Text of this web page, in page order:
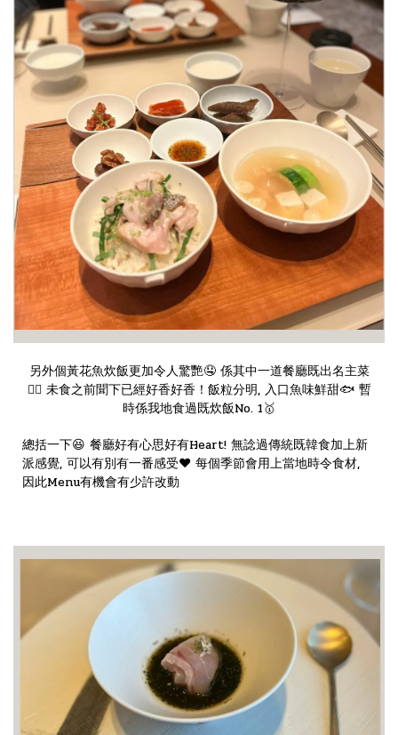
另外個黃花魚炊飯更加令人驚艷🤤 係其中一道餐廳既出名主菜
👍🏻 未食之前聞下已經好香好香！飯粒分明, 入口魚味鮮甜🐟 暫
時係我地食過既炊飯No. 1🥇
總括一下😆 餐廳好有心思好有Heart! 無諗過傳統既韓食加上新
派感覺, 可以有別有一番感受❤️ 每個季節會用上當地時令食材,
因此Menu有機會有少許改動